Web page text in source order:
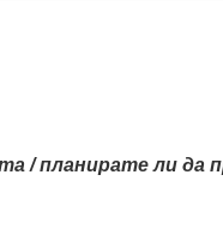
/ планирате ли да